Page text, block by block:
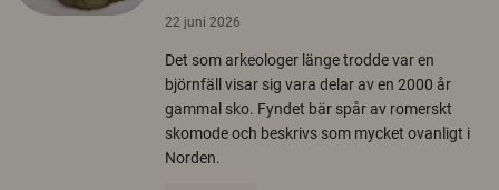
22 juni 2026
Det som arkeologer länge trodde var en
björnfäll visar sig vara delar av en 2000 år
gammal sko. Fyndet bär spår av romerskt
skomode och beskrivs som mycket ovanligt i
Norden.